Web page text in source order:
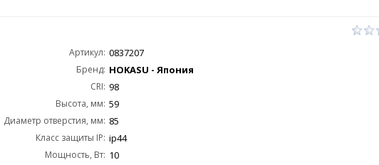
Артикул: 0837207
Бренд: HOKASU - Япония
CRI: 98
Высота, мм: 59
Диаметр отверстия, мм: 85
Класс защиты IP: ip44
Мощность, Вт: 10